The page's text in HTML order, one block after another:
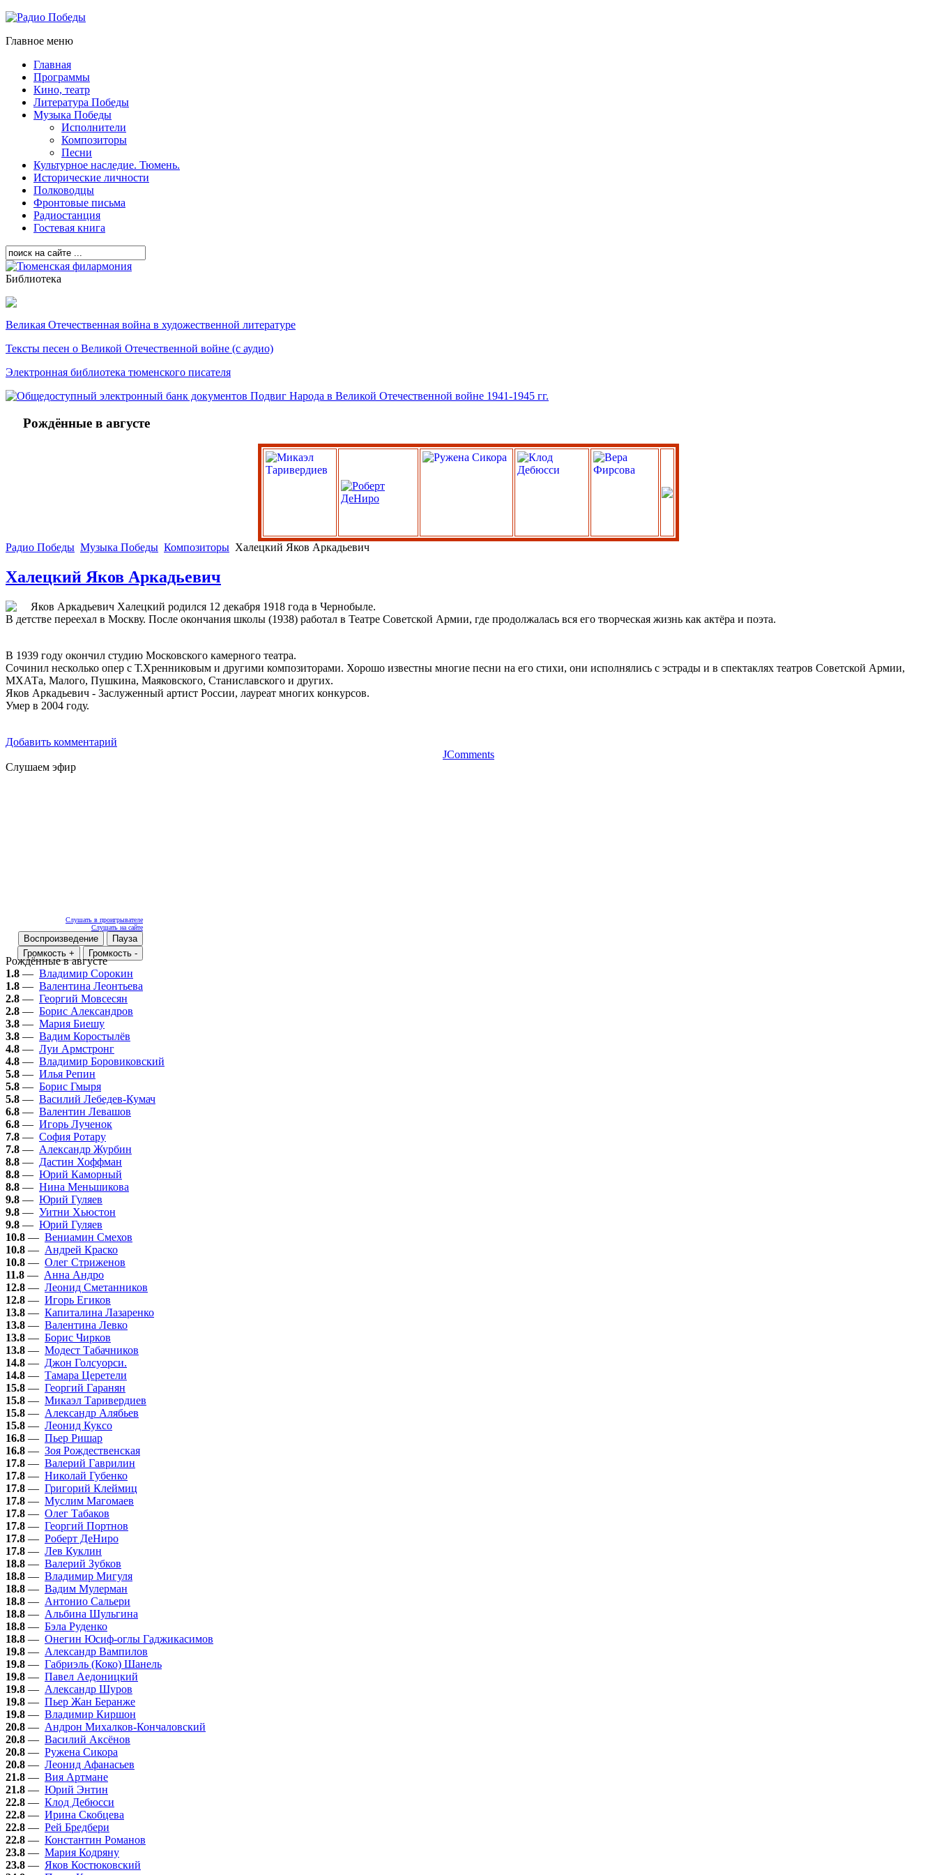
Главное меню
Главная
Программы
Кино, театр
Литература Победы
Музыка Победы
Исполнители
Композиторы
Песни
Культурное наследие. Тюмень.
Исторические личности
Полководцы
Фронтовые письма
Радиостанция
Гостевая книга
Библиотека
Великая Отечественная война в художественной литературе
Тексты песен о Великой Отечественной войне (с аудио)
Электронная библиотека тюменского писателя
Рождённые в августе
Радио Победы Музыка Победы Композиторы Халецкий Яков Аркадьевич
Халецкий Яков Аркадьевич
Яков Аркадьевич Халецкий родился 12 декабря 1918 года в Чернобыле.
В детстве переехал в Москву. После окончания школы (1938) работал в Театре Советской Армии, где продолжалась вся его творческая жизнь как актёра и поэта.
В 1939 году окончил студию Московского камерного театра.
Сочинил несколько опер с Т.Хренниковым и другими композиторами. Хорошо известны многие песни на его стихи, они исполнялись с эстрады и в спектаклях театров Советской Армии,
МХАТа, Малого, Пушкина, Маяковского, Станиславского и других.
Яков Аркадьевич - Заслуженный артист России, лауреат многих конкурсов.
Умер в 2004 году.
Добавить комментарий
JComments
Слушаем эфир
Слушать в проигрывателе
Слушать на сайте
Воспроизведение
Пауза
Громкость +
Громкость -
Рождённые в августе
1.8 — Владимир Сорокин
1.8 — Валентина Леонтьева
2.8 — Георгий Мовсесян
2.8 — Борис Александров
3.8 — Мария Биешу
3.8 — Вадим Коростылёв
4.8 — Луи Армстронг
4.8 — Владимир Боровиковский
5.8 — Илья Репин
5.8 — Борис Гмыря
5.8 — Василий Лебедев-Кумач
6.8 — Валентин Левашов
6.8 — Игорь Лученок
7.8 — София Ротару
7.8 — Александр Журбин
8.8 — Дастин Хоффман
8.8 — Юрий Каморный
8.8 — Нина Меньшикова
9.8 — Юрий Гуляев
9.8 — Уитни Хьюстон
9.8 — Юрий Гуляев
10.8 — Вениамин Смехов
10.8 — Андрей Краско
10.8 — Олег Стриженов
11.8 — Анна Андро
12.8 — Леонид Сметанников
12.8 — Игорь Егиков
13.8 — Капиталина Лазаренко
13.8 — Валентина Левко
13.8 — Борис Чирков
13.8 — Модест Табачников
14.8 — Джон Голсуорси.
14.8 — Тамара Церетели
15.8 — Георгий Гаранян
15.8 — Микаэл Таривердиев
15.8 — Александр Алябьев
15.8 — Леонид Куксо
16.8 — Пьер Ришар
16.8 — Зоя Рождественская
17.8 — Валерий Гаврилин
17.8 — Николай Губенко
17.8 — Григорий Клеймиц
17.8 — Муслим Магомаев
17.8 — Олег Табаков
17.8 — Георгий Портнов
17.8 — Роберт ДеНиро
17.8 — Лев Куклин
18.8 — Валерий Зубков
18.8 — Владимир Мигуля
18.8 — Вадим Мулерман
18.8 — Антонио Сальери
18.8 — Альбина Шульгина
18.8 — Бэла Руденко
18.8 — Онегин Юсиф-оглы Гаджикасимов
19.8 — Александр Вампилов
19.8 — Габриэль (Коко) Шанель
19.8 — Павел Аедоницкий
19.8 — Александр Шуров
19.8 — Пьер Жан Беранже
19.8 — Владимир Киршон
20.8 — Андрон Михалков-Кончаловский
20.8 — Василий Аксёнов
20.8 — Ружена Сикора
20.8 — Леонид Афанасьев
21.8 — Вия Артмане
21.8 — Юрий Энтин
22.8 — Клод Дебюсси
22.8 — Ирина Скобцева
22.8 — Рей Бредбери
22.8 — Константин Романов
23.8 — Мария Кодряну
23.8 — Яков Костюковский